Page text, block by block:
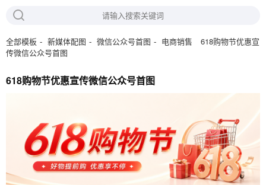
全部模板 新媒体配图 微信公众号首图 电商销售
618购物节优惠宣
传微信公众号首图
618购物节优惠宣传微信公众号首图